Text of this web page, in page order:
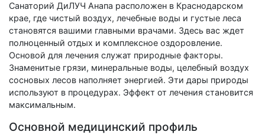
Санаторий ДиЛУЧ Анапа расположен в Краснодарском
крае, где чистый воздух, лечебные воды и густые леса
становятся вашими главными врачами. Здесь вас ждет
полноценный отдых и комплексное оздоровление.
Основой для лечения служат природные факторы.
Знаменитые грязи, минеральные воды, целебный воздух
сосновых лесов наполняет энергией. Эти дары природы
используют в процедурах. Эффект от лечения становится
максимальным.
Основной медицинский профиль